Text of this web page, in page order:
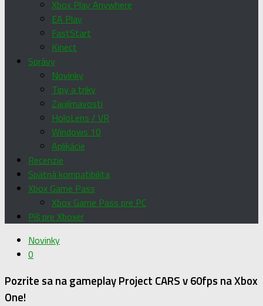
Xbox Play Anywhere
EA Play
FastStart
Kinect
Správy
Novinky
Tipy a triky
Zaujímavosti
HoloLens / VR
Windows 10
Aplikácie
Recenzie
Spätná kompatibilita
Xbox Game Pass
Xbox Game Pass pre PC
Píš pre Xboxer
Novinky
0
Pozrite sa na gameplay Project CARS v 60fps na Xbox
One!